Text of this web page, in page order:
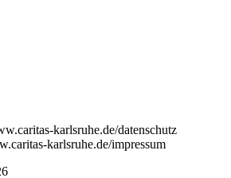
karlsruhe.de/datenschutz
karlsruhe.de/impressum